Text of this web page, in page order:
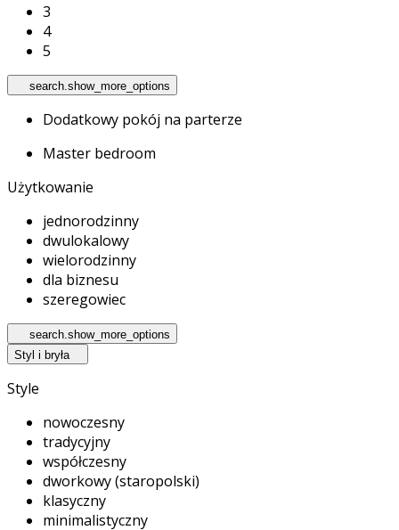
3
4
5
search.show_more_options
Dodatkowy pokój na parterze
Master bedroom
Użytkowanie
jednorodzinny
dwulokalowy
wielorodzinny
dla biznesu
szeregowiec
search.show_more_options
Styl i bryła
Style
nowoczesny
tradycyjny
współczesny
dworkowy (staropolski)
klasyczny
minimalistyczny